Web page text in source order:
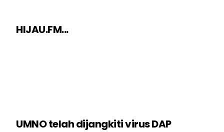
HIJAU.FM...
UMNO telah dijangkiti virus DAP